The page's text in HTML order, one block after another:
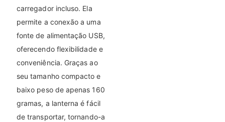
carregador incluso. Ela
permite a conexão a uma
fonte de alimentação USB,
oferecendo flexibilidade e
conveniência. Graças ao
seu tamanho compacto e
baixo peso de apenas 160
gramas, a lanterna é fácil
de transportar, tornando-a